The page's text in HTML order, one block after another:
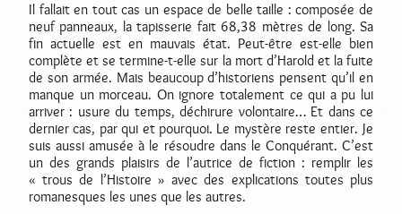
Il fallait en tout cas un espace de belle taille : composée de
neuf panneaux, la tapisserie fait 68,38 mètres de long. Sa
fin actuelle est en mauvais état. Peut-être est-elle bien
complète et se termine-t-elle sur la mort d’Harold et la fuite
de son armée. Mais beaucoup d’historiens pensent qu’il en
manque un morceau. On ignore totalement ce qui a pu lui
arriver : usure du temps, déchirure volontaire… Et dans ce
dernier cas, par qui et pourquoi. Le mystère reste entier. Je
suis aussi amusée à le résoudre dans le Conquérant. C’est
un des grands plaisirs de l’autrice de fiction : remplir les
« trous de l’Histoire » avec des explications toutes plus
romanesques les unes que les autres.